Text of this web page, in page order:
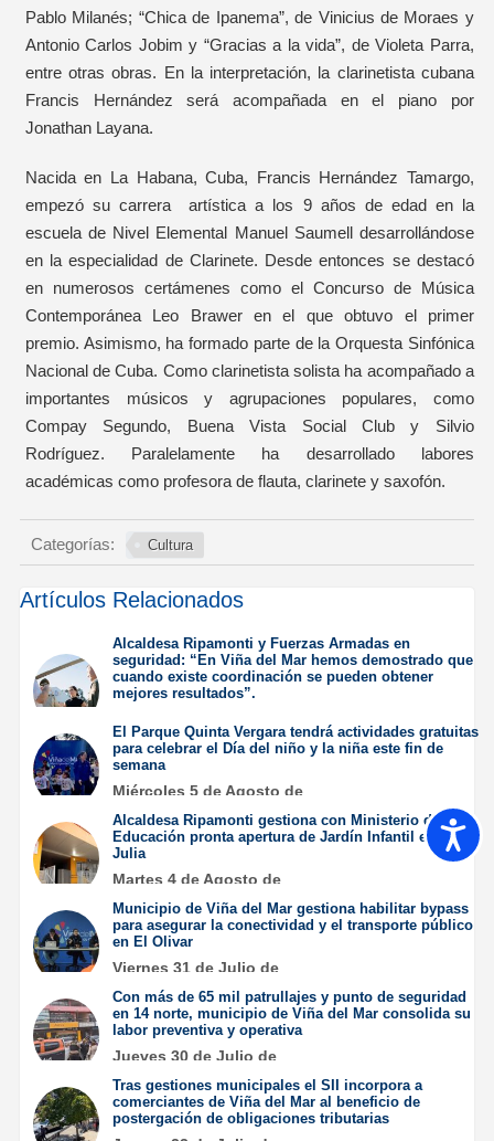
Pablo Milanés; “Chica de Ipanema”, de Vinicius de Moraes y
Antonio Carlos Jobim y “Gracias a la vida”, de Violeta Parra,
entre otras obras. En la interpretación, la clarinetista cubana
Francis Hernández será acompañada en el piano por
Jonathan Layana.
Nacida en La Habana, Cuba, Francis Hernández Tamargo,
empezó su carrera artística a los 9 años de edad en la
escuela de Nivel Elemental Manuel Saumell desarrollándose
en la especialidad de Clarinete. Desde entonces se destacó
en numerosos certámenes como el Concurso de Música
Contemporánea Leo Brawer en el que obtuvo el primer
premio. Asimismo, ha formado parte de la Orquesta Sinfónica
Nacional de Cuba. Como clarinetista solista ha acompañado a
importantes músicos y agrupaciones populares, como
Compay Segundo, Buena Vista Social Club y Silvio
Rodríguez. Paralelamente ha desarrollado labores
académicas como profesora de flauta, clarinete y saxofón.
Categorías: Cultura
Artículos Relacionados
Alcaldesa Ripamonti y Fuerzas Armadas en
seguridad: “En Viña del Mar hemos demostrado que
cuando existe coordinación se pueden obtener
mejores resultados”.
2026
El Parque Quinta Vergara tendrá actividades gratuitas
para celebrar el Día del niño y la niña este fin de
semana
Miércoles 5 de Agosto de
Alcaldesa Ripamonti gestiona con Ministerio de
Educación pronta apertura de Jardín Infantil en Santa
Julia
Martes 4 de Agosto de
Municipio de Viña del Mar gestiona habilitar bypass
para asegurar la conectividad y el transporte público
en El Olivar
Viernes 31 de Julio de
Con más de 65 mil patrullajes y punto de seguridad
en 14 norte, municipio de Viña del Mar consolida su
labor preventiva y operativa
Jueves 30 de Julio de
Tras gestiones municipales el SII incorpora a
comerciantes de Viña del Mar al beneficio de
postergación de obligaciones tributarias